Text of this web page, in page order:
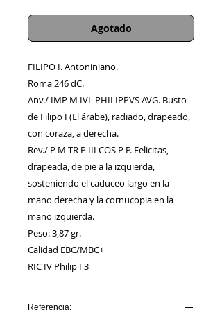
Agotado
FILIPO I. Antoniniano.
Roma 246 dC.
Anv./ IMP M IVL PHILIPPVS AVG. Busto
de Filipo I (El árabe), radiado, drapeado,
con coraza, a derecha.
Rev./ P M TR P III COS P P. Felicitas,
drapeada, de pie a la izquierda,
sosteniendo el caduceo largo en la
mano derecha y la cornucopia en la
mano izquierda.
Peso: 3,87 gr.
Calidad EBC/MBC+
RIC IV Philip I 3
Referencia: